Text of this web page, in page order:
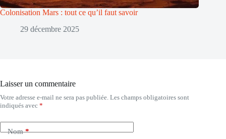
Colonisation Mars : tout ce qu’il faut savoir
29 décembre 2025
Laisser un commentaire
Votre adresse e-mail ne sera pas publiée. Les champs obligatoires sont
indiqués avec *
Nom*